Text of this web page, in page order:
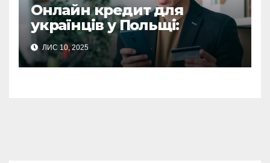
Онлайн кредит для
українців у Польщі:
повний гайд з отримання
фінансової підтримки
ЛИС 10, 2025